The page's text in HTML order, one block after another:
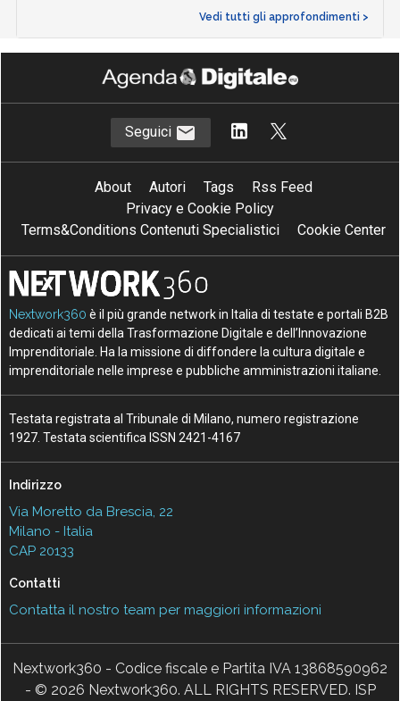
Vedi tutti gli approfondimenti >
Seguici
About Autori Tags
Rss Feed
Privacy e Cookie Policy
Terms&Conditions Contenuti Specialistici
Cookie Center
Nextwork360 è il più grande network in Italia di testate e portali B2B
dedicati ai temi della Trasformazione Digitale e dell’Innovazione
Imprenditoriale. Ha la missione di diffondere la cultura digitale e
imprenditoriale nelle imprese e pubbliche amministrazioni italiane.
Testata registrata al Tribunale di Milano, numero registrazione
1927. Testata scientifica ISSN 2421-4167
Indirizzo
Via Moretto da Brescia, 22
Milano - Italia
CAP 20133
Contatti
Contatta il nostro team per maggiori informazioni
Nextwork360 - Codice fiscale e Partita IVA 13868590962
- © 2026 Nextwork360. ALL RIGHTS RESERVED. ISP